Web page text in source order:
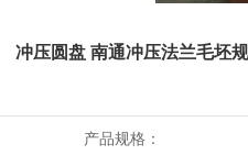
冲压圆盘 南通冲压法兰毛坯
产品规格：